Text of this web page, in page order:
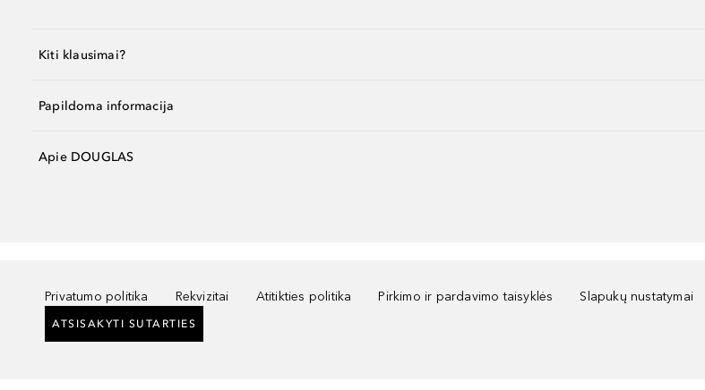
Kiti klausimai?
Papildoma informacija
Apie DOUGLAS
Privatumo politika Rekvizitai Atitikties politika Pirkimo ir pardavimo taisyklės Slapukų nustatymai
ATSISAKYTI SUTARTIES